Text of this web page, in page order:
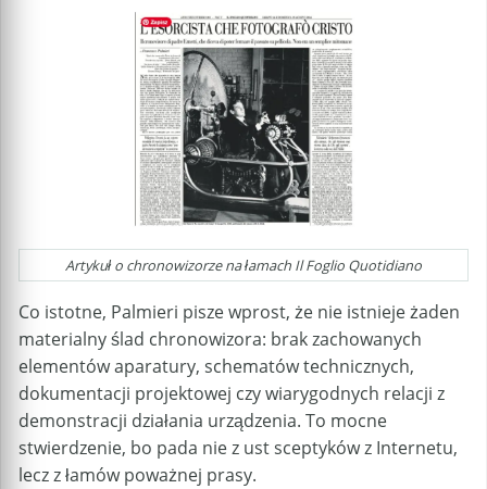
Artykuł o chronowizorze na łamach Il Foglio Quotidiano
Co istotne, Palmieri pisze wprost, że nie istnieje żaden
materialny ślad chronowizora: brak zachowanych
elementów aparatury, schematów technicznych,
dokumentacji projektowej czy wiarygodnych relacji z
demonstracji działania urządzenia. To mocne
stwierdzenie, bo pada nie z ust sceptyków z Internetu,
lecz z łamów poważnej prasy.